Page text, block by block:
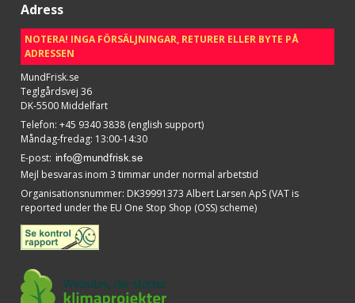
Adress
NOTERA! INGA FÖRSÄLJNINGAR, RETURER ELLER BYTE PÅ
ADRESSEN
MundFrisk.se
Teglgårdsvej 36
DK-5500 Middelfart
Telefon: +45 9340 3838 (english support)
Måndag-fredag: 13:00-14:30
E-post:
Mejl besvaras inom 3 timmar under normal arbetstid
Organisationsnummer: DK39991373 Albert Larsen ApS (VAT is
reported under the EU One Stop Shop (OSS) scheme)